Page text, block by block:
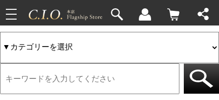
toggle
navigation
4件
33件